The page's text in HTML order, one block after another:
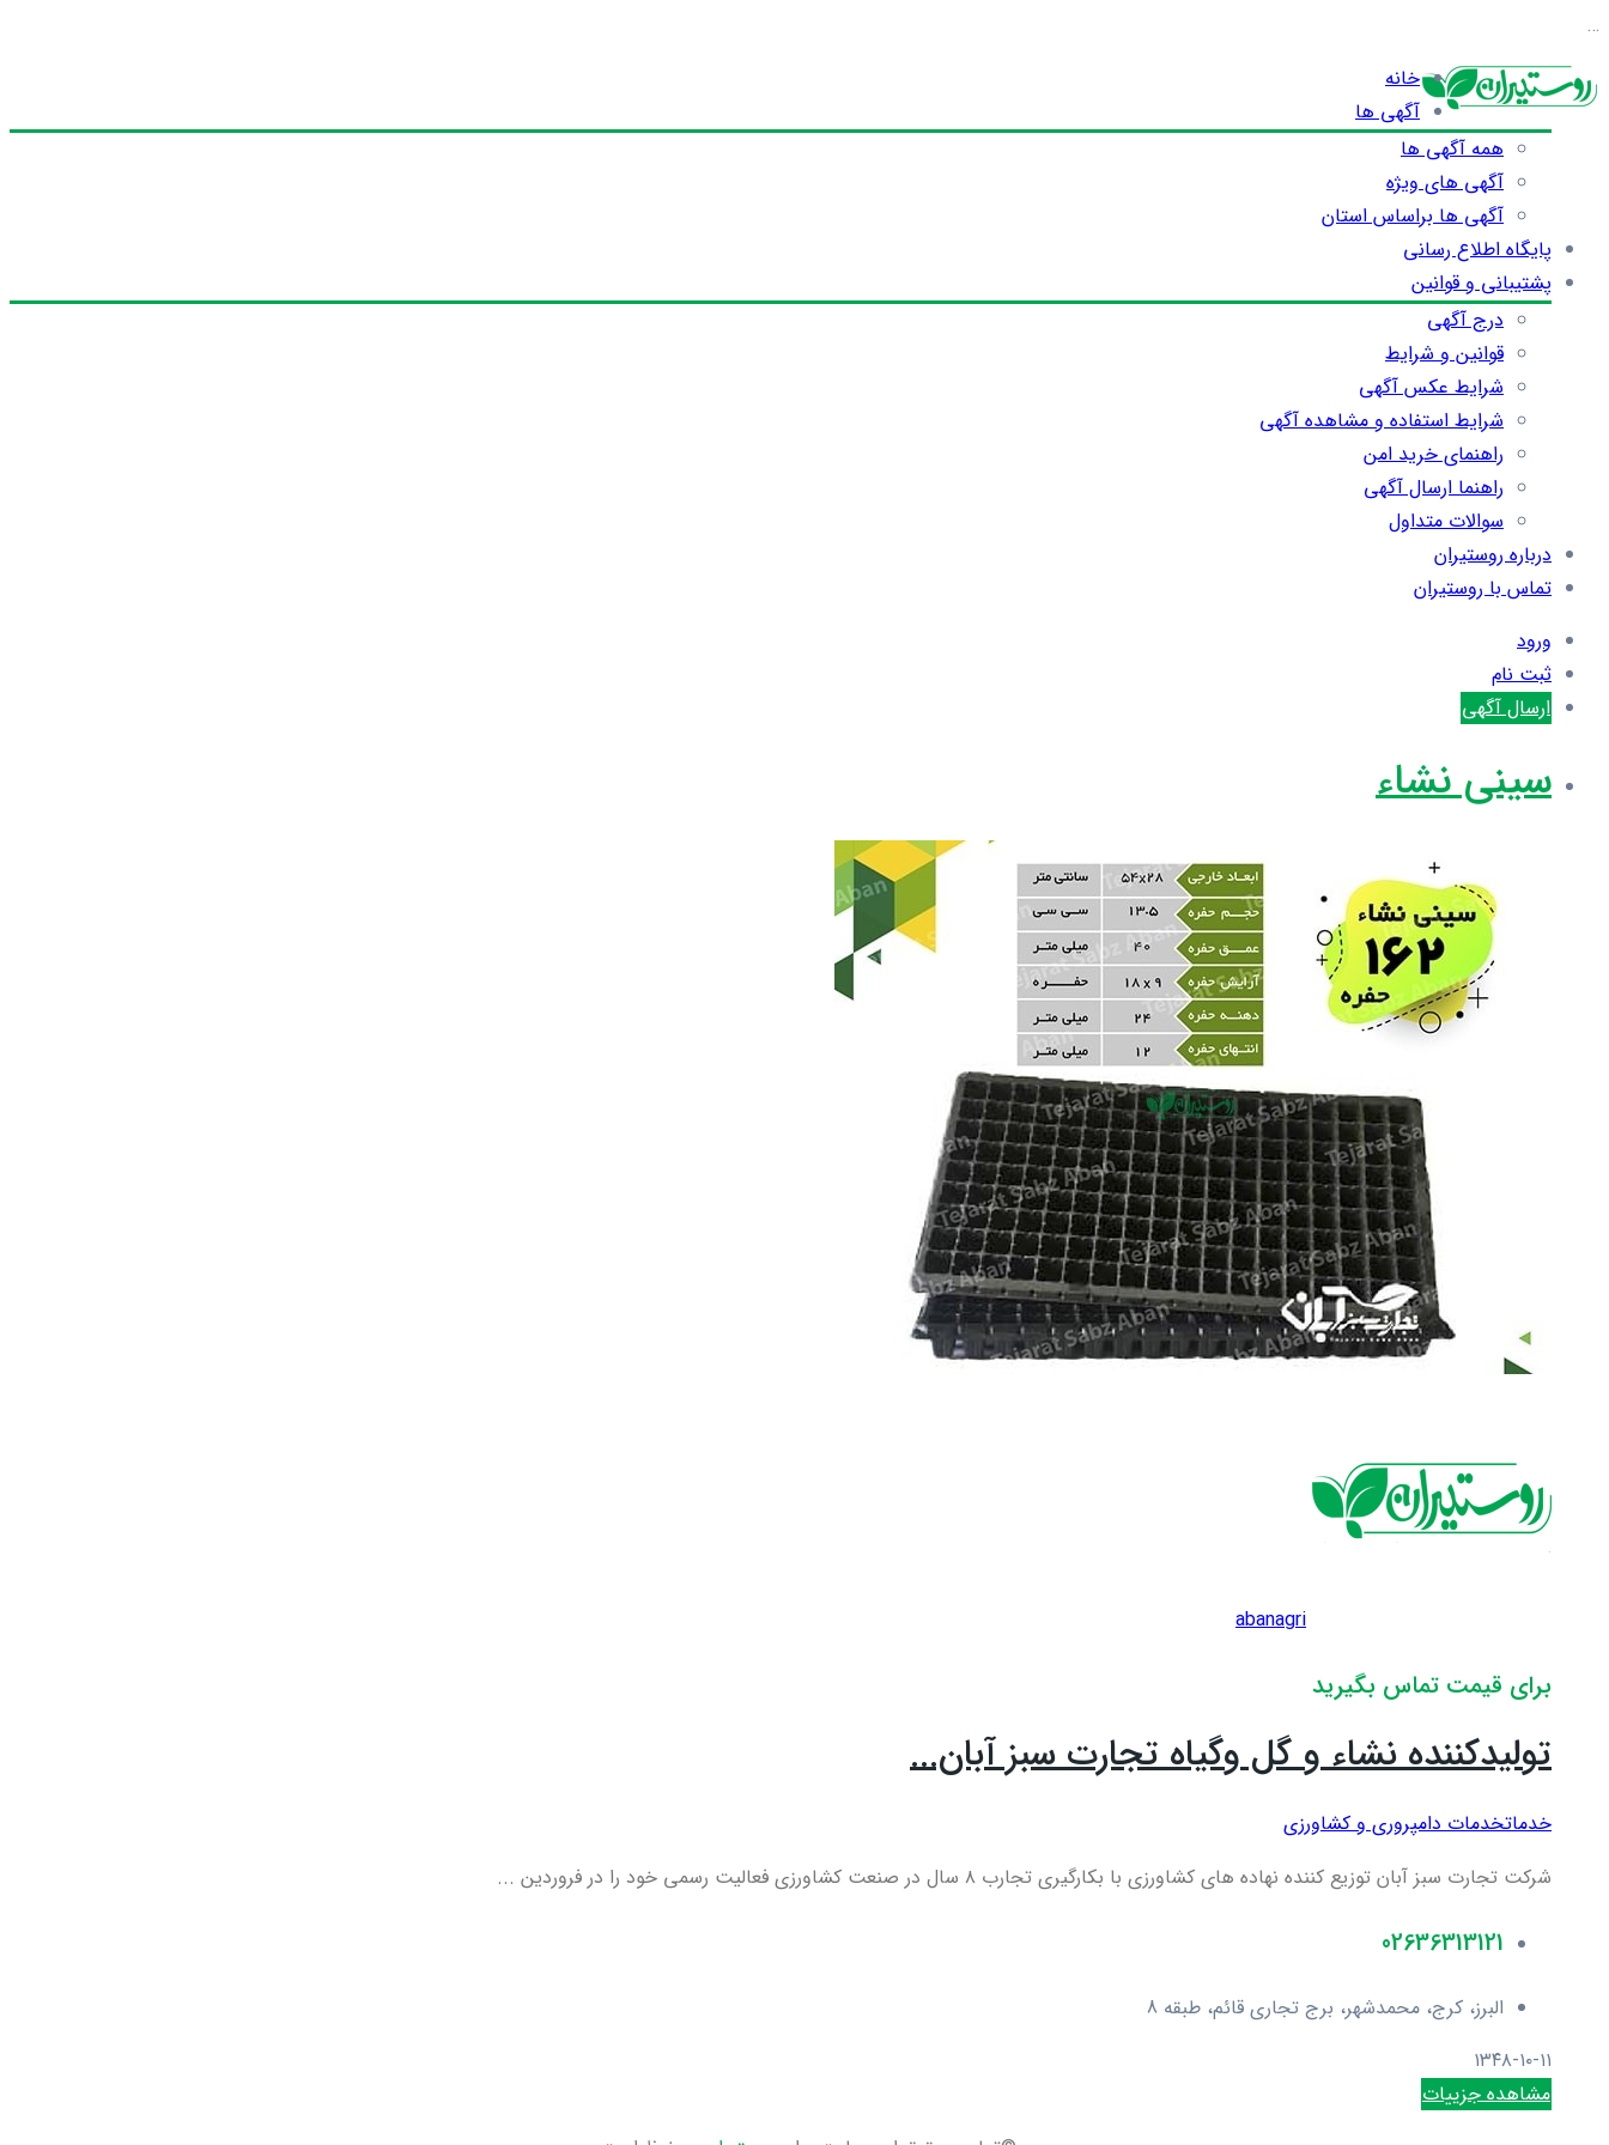
…
خانه
آگهی ها
همه آگهی ها
آگهی های ویژه
آگهی ها براساس استان
پایگاه اطلاع رسانی
پشتیبانی و قوانین
درج آگهی
قوانین و شرایط
شرایط عکس آگهی
شرایط استفاده و مشاهده آگهی
راهنمای خرید امن
راهنما ارسال آگهی
سوالات متداول
درباره روستیران
تماس با روستیران
ورود
ثبت نام
ارسال آگهی
سینی نشاء
abanagri
برای قیمت تماس بگیرید
تولیدکننده نشاء و گل وگیاه تجارت سبز آبان...
خدماتخدمات دامپروری و کشاورزی
شرکت تجارت سبز آبان توزیع کننده نهاده های کشاورزی با بکارگیری تجارب ۸ سال در صنعت کشاورزی فعالیت رسمی خود را در فروردین ...
02636313121
البرز، کرج، محمدشهر، برج تجاری قائم، طبقه 8
۱۳۴۸-۱۰-۱۱
مشاهده جزییات